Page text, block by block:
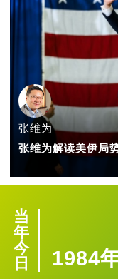
张维为
张维为解读美伊局
当
年
今
日
1984